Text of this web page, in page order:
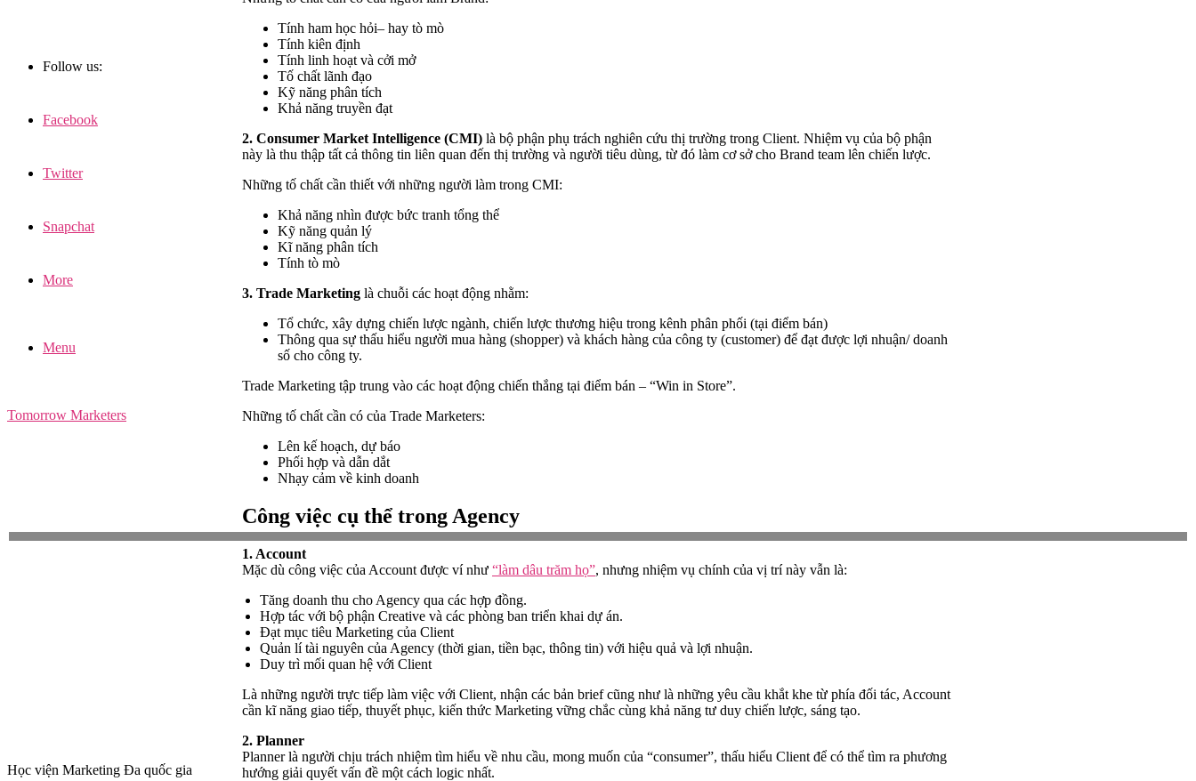
Follow us:
Facebook
Twitter
Snapchat
More
Menu
Tomorrow Marketers
Học viện Marketing Đa quốc gia
Tính ham học hỏi– hay tò mò
Tính kiên định
Tính linh hoạt và cởi mở
Tố chất lãnh đạo
Kỹ năng phân tích
Khả năng truyền đạt
2. Consumer Market Intelligence (CMI) là bộ phận phụ trách nghiên cứu thị trường trong Client. Nhiệm vụ của bộ phận
này là thu thập tất cả thông tin liên quan đến thị trường và người tiêu dùng, từ đó làm cơ sở cho Brand team lên chiến lược.
Những tố chất cần thiết với những người làm trong CMI:
Khả năng nhìn được bức tranh tổng thể
Kỹ năng quản lý
Kĩ năng phân tích
Tính tò mò
3. Trade Marketing là chuỗi các hoạt động nhằm:
Tổ chức, xây dựng chiến lược ngành, chiến lược thương hiệu trong kênh phân phối (tại điểm bán)
Thông qua sự thấu hiểu người mua hàng (shopper) và khách hàng của công ty (customer) để đạt được lợi nhuận/ doanh
số cho công ty.
Trade Marketing tập trung vào các hoạt động chiến thắng tại điểm bán – “Win in Store”.
Những tố chất cần có của Trade Marketers:
Lên kế hoạch, dự báo
Phối hợp và dẫn dắt
Nhạy cảm về kinh doanh
Công việc cụ thể trong Agency
1. Account
Mặc dù công việc của Account được ví như “làm dâu trăm họ”, nhưng nhiệm vụ chính của vị trí này vẫn là:
Tăng doanh thu cho Agency qua các hợp đồng.
Hợp tác với bộ phận Creative và các phòng ban triển khai dự án.
Đạt mục tiêu Marketing của Client
Quản lí tài nguyên của Agency (thời gian, tiền bạc, thông tin) với hiệu quả và lợi nhuận.
Duy trì mối quan hệ với Client
Là những người trực tiếp làm việc với Client, nhận các bản brief cũng như là những yêu cầu khắt khe từ phía đối tác, Account
cần kĩ năng giao tiếp, thuyết phục, kiến thức Marketing vững chắc cùng khả năng tư duy chiến lược, sáng tạo.
2. Planner
Planner là người chịu trách nhiệm tìm hiểu về nhu cầu, mong muốn của “consumer”, thấu hiểu Client để có thể tìm ra phương
hướng giải quyết vấn đề một cách logic nhất.